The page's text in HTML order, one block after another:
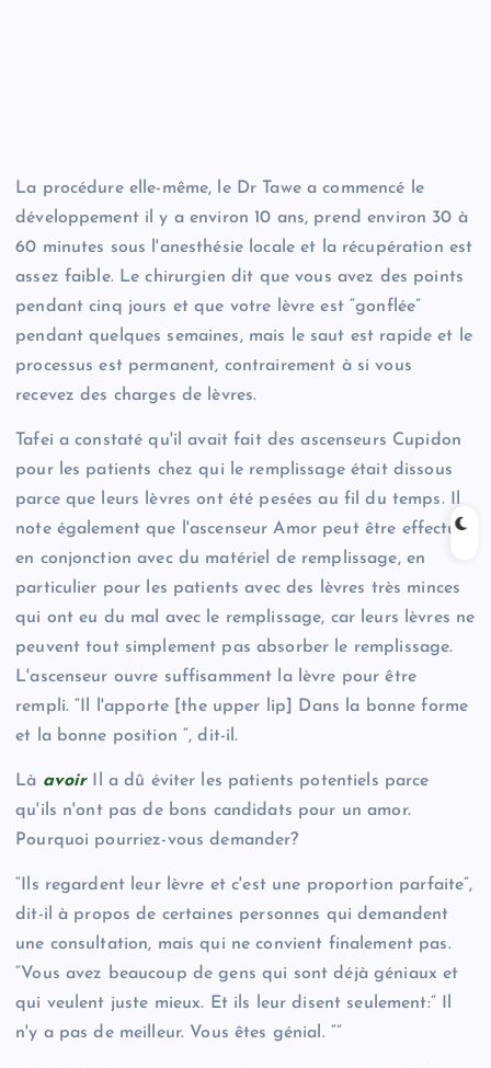
La procédure elle-même, le Dr Tawe a commencé le
développement il y a environ 10 ans, prend environ 30 à
60 minutes sous l'anesthésie locale et la récupération est
assez faible. Le chirurgien dit que vous avez des points
pendant cinq jours et que votre lèvre est “gonflée”
pendant quelques semaines, mais le saut est rapide et le
processus est permanent, contrairement à si vous
recevez des charges de lèvres.
Tafei a constaté qu'il avait fait des ascenseurs Cupidon
pour les patients chez qui le remplissage était dissous
parce que leurs lèvres ont été pesées au fil du temps. Il
note également que l'ascenseur Amor peut être effectué
en conjonction avec du matériel de remplissage, en
particulier pour les patients avec des lèvres très minces
qui ont eu du mal avec le remplissage, car leurs lèvres ne
peuvent tout simplement pas absorber le remplissage.
L'ascenseur ouvre suffisamment la lèvre pour être
rempli. “Il l'apporte [the upper lip] Dans la bonne forme
et la bonne position “, dit-il.
Là avoirIl a dû éviter les patients potentiels parce
qu'ils n'ont pas de bons candidats pour un amor.
Pourquoi pourriez-vous demander?
“Ils regardent leur lèvre et c'est une proportion parfaite”,
dit-il à propos de certaines personnes qui demandent
une consultation, mais qui ne convient finalement pas.
“Vous avez beaucoup de gens qui sont déjà géniaux et
qui veulent juste mieux. Et ils leur disent seulement:” Il
n'y a pas de meilleur. Vous êtes génial. “”